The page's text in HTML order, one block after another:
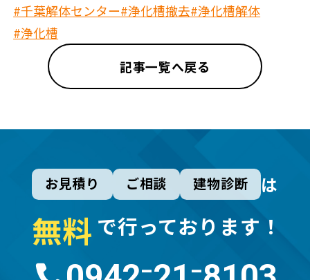
#千葉解体センター#浄化槽撤去#浄化槽解体
#浄化槽
記事一覧へ戻る
お見積り ご相談 建物診断 は
無料 で行っております！